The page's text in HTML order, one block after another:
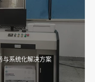
与系统化解决方案